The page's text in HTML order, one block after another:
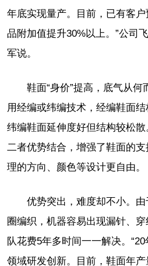
年底实现量产。目前，已有客
品附加值提升30%以上。”公司
军说。
鞋面“身价”提高，底气从
用经编或纬编技术，经编鞋面结
纬编鞋面延伸度好但结构较松
二者优势结合，增强了鞋面的
理的方向、颜色等设计更自由。
优势突出，难度却不小。
圈编织，机器容易出现漏针、
队花费5年多时间一一解决。
领域研发创新。目前，鞋面年